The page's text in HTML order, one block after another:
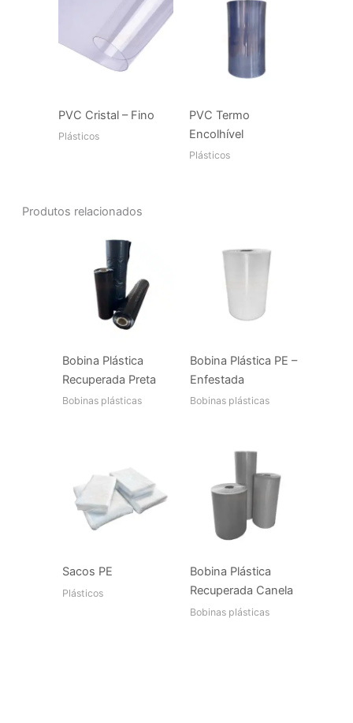
PVC Cristal – Fino
Plásticos
PVC Termo
Encolhível
Plásticos
Produtos relacionados
Bobina Plástica
Recuperada Preta
Bobinas plásticas
Bobina Plástica PE –
Enfestada
Bobinas plásticas
Sacos PE
Plásticos
Bobina Plástica
Recuperada Canela
Bobinas plásticas